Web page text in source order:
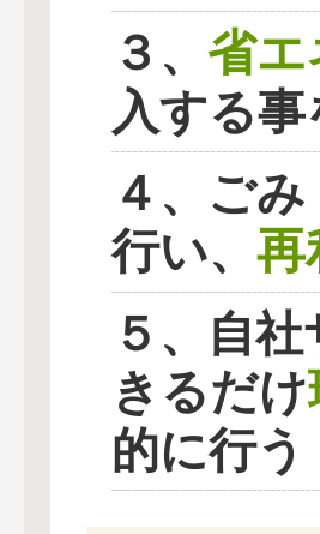
３、 省エ
入する
４、ご
行い、 再
５、自
きるだけ
的に行う